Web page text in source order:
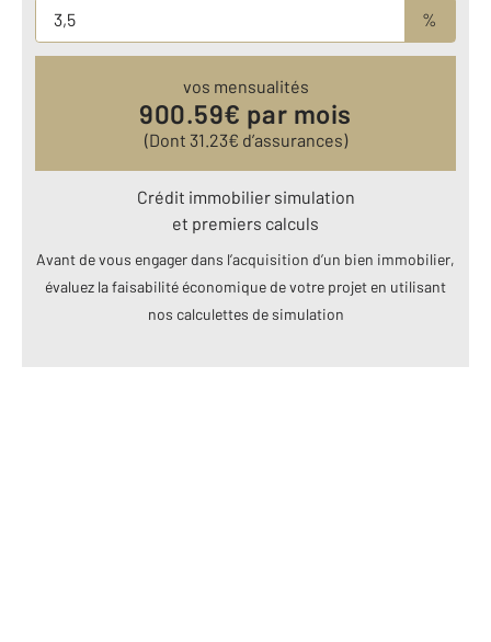
%
vos mensualités
900.59€ par mois
(Dont 31.23€ d’assurances)
Crédit immobilier simulation
et premiers calculs
Avant de vous engager dans l’acquisition d’un bien immobilier,
évaluez la faisabilité économique de votre projet en utilisant
nos calculettes de simulation